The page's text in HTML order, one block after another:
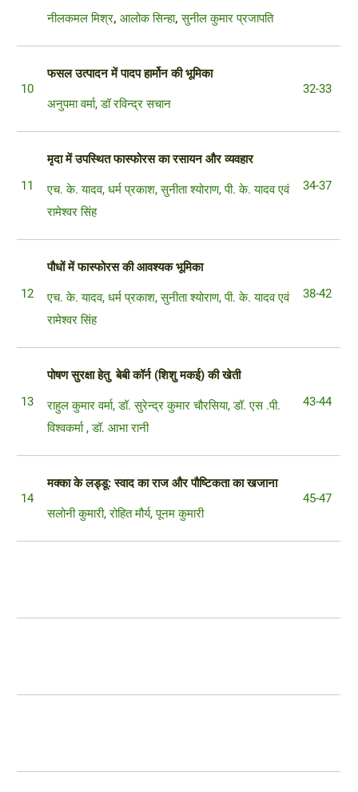
नीलकमल मिश्र,आलोक सिन्हा,सुनील कुमार प्रजापति
10
फसल उत्पादन में पादप हार्मोन की भूमिका
अनुपमा वर्मा, डॉ रविन्द्र सचान
32-33
11
मृदा में उपस्थित फास्फोरस का रसायन और व्यवहार
एच. के. यादव, धर्म प्रकाश, सुनीता श्योराण, पी. के. यादव एवं
रामेश्वर सिंह
34-37
12
पौधों में फास्फोरस की आवश्यक भूमिका
एच. के. यादव, धर्म प्रकाश, सुनीता श्योराण, पी. के. यादव एवं
रामेश्वर सिंह
38-42
13
पोषण सुरक्षा हेतु बेबी कॉर्न (शिशु मकई) की खेती
राहुल कुमार वर्मा, डॉ. सुरेन्द्र कुमार चौरसिया, डॉ. एस .पी.
विश्वकर्मा , डॉ. आभा रानी
43-44
14
मक्का के लड्डू:स्वाद का राज और पौष्टिकता का खजाना
सलोनी कुमारी, रोहित मौर्य, पूनम कुमारी
45-47